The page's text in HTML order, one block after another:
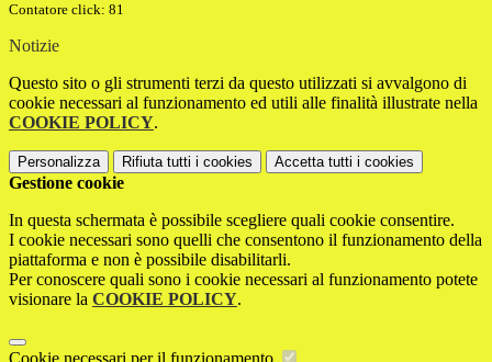
Contatore click: 81
Notizie
Questo sito o gli strumenti terzi da questo utilizzati si avvalgono di
cookie necessari al funzionamento ed utili alle finalità illustrate nella
COOKIE POLICY.
Personalizza Rifiuta tutti i cookies Accetta tutti i cookies
Gestione cookie
In questa schermata è possibile scegliere quali cookie consentire.
I cookie necessari sono quelli che consentono il funzionamento della
piattaforma e non è possibile disabilitarli.
Per conoscere quali sono i cookie necessari al funzionamento potete
visionare la COOKIE POLICY.
Cookie necessari per il funzionamento